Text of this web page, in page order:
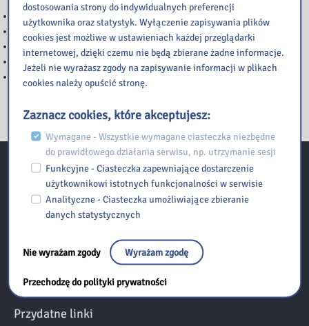
WAŻNA INFORMACJA
Ważna informacja
NOC BIBLIOTEK
Informacja
Przerwy w dostępie do katalogu Integro
Kontakt
Biblioteka Pedagogiczna w Radomiu Filia w Szydłowcu
ul. Kolejowa 36, 26-500 Szydłowiec
tel./fax: 48 518 306 389 email:szydlowiec@bp.radom.pl
Przydatne linki
dostosowania strony do indywidualnych preferencji
użytkownika oraz statystyk. Wyłączenie zapisywania plików
cookies jest możliwe w ustawieniach każdej przeglądarki
internetowej, dzięki czemu nie będą zbierane żadne informacje.
Jeżeli nie wyrażasz zgody na zapisywanie informacji w plikach
cookies należy opuścić stronę.
Zaznacz cookies, które akceptujesz:
Wymagane - Wszystkie wymagane ciasteczka niezbędne
do prawidłowego działania serwisu, np. utrzymanie sesji
Funkcyjne - Ciasteczka zapewniające dostarczenie
użytkownikowi istotnych funkcjonalności w serwisie
Analityczne - Ciasteczka umożliwiające zbieranie
danych statystycznych
Nie wyrażam zgody Wyrażam zgodę
Przechodzę do polityki prywatności